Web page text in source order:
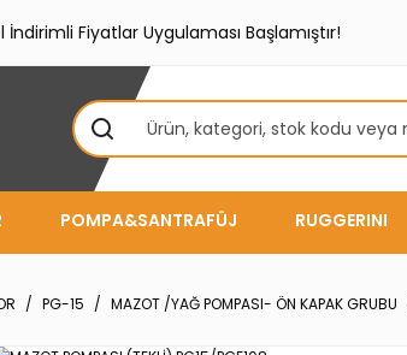
İndirimli Fiyatlar Uygulaması Başlamıştır!
POMPA&SANTRAFÜJ RUGGERINI
PG-15 MAZOT /YAĞ POMPASI- ÖN KAPAK GRUBU